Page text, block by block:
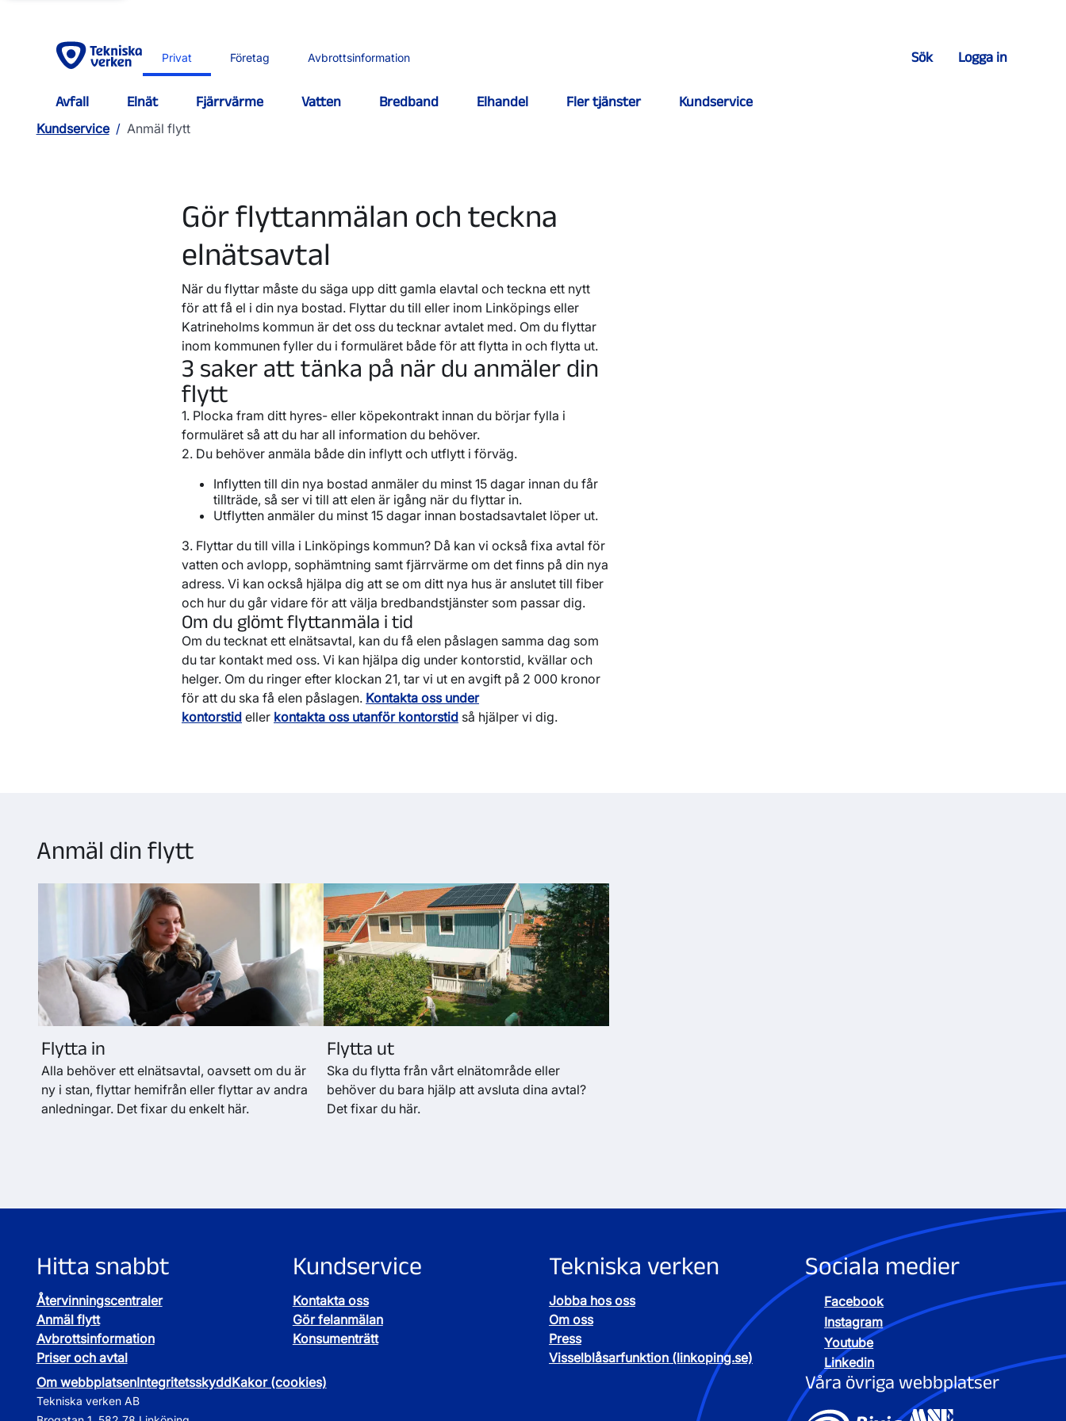
Privat Företag Avbrottsinformation Sök Logga in
Avfall Elnät Fjärrvärme Vatten Bredband Elhandel Fler tjänster
Kundservice
Kundservice / Anmäl flytt
Gör flyttanmälan och teckna
elnätsavtal
När du flyttar måste du säga upp ditt gamla elavtal och teckna ett nytt
för att få el i din nya bostad. Flyttar du till eller inom Linköpings eller
Katrineholms kommun är det oss du tecknar avtalet med. Om du flyttar
inom kommunen fyller du i formuläret både för att flytta in och flytta ut.
3 saker att tänka på när du anmäler din
flytt
1. Plocka fram ditt hyres- eller köpekontrakt innan du börjar fylla i
formuläret så att du har all information du behöver.
2. Du behöver anmäla både din inflytt och utflytt i förväg.
Inflytten till din nya bostad anmäler du minst 15 dagar innan du får
tillträde, så ser vi till att elen är igång när du flyttar in.
Utflytten anmäler du minst 15 dagar innan bostadsavtalet löper ut.
3. Flyttar du till villa i Linköpings kommun? Då kan vi också fixa avtal för
vatten och avlopp, sophämtning samt fjärrvärme om det finns på din nya
adress. Vi kan också hjälpa dig att se om ditt nya hus är anslutet till fiber
och hur du går vidare för att välja bredbandstjänster som passar dig.
Om du glömt flyttanmäla i tid
Om du tecknat ett elnätsavtal, kan du få elen påslagen samma dag som
du tar kontakt med oss. Vi kan hjälpa dig under kontorstid, kvällar och
helger. Om du ringer efter klockan 21, tar vi ut en avgift på 2 000 kronor
för att du ska få elen påslagen. Kontakta oss under
kontorstid eller kontakta oss utanför kontorstid så hjälper vi dig.
Anmäl din flytt
Flytta in
Alla behöver ett elnätsavtal, oavsett om du är
ny i stan, flyttar hemifrån eller flyttar av andra
anledningar. Det fixar du enkelt här.
Flytta ut
Ska du flytta från vårt elnätområde eller
behöver du bara hjälp att avsluta dina avtal?
Det fixar du här.
Hitta snabbt
Återvinningscentraler
Anmäl flytt
Avbrottsinformation
Priser och avtal
Kundservice
Kontakta oss
Gör felanmälan
Konsumenträtt
Tekniska verken
Jobba hos oss
Om oss
Press
Visselblåsarfunktion (linkoping.se)
Sociala medier
Facebook
Instagram
Youtube
Linkedin
Om webbplatsenIntegritetsskyddKakor (cookies)
Tekniska verken AB
Våra övriga webbplatser